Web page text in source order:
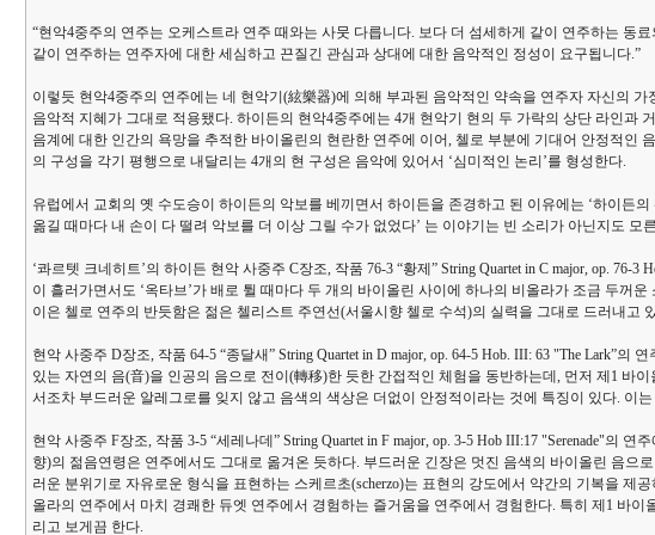
“현악4중주의 연주는 오케스트라 연주 때와는 사뭇 다릅니다. 보다 더 섬세하게 같이 연주하는 동
같이 연주하는 연주자에 대한 세심하고 끈질긴 관심과 상대에 대한 음악적인 정성이 요구됩니다.”
이렇듯 현악4중주의 연주에는 네 현악기(絃樂器)에 의해 부과된 음악적인 약속을 연주자 자신의
음악적 지혜가 그대로 적용됐다. 하이든의 현악4중주에는 4개 현악기 현의 두 가락의 상단 라인과
음계에 대한 인간의 욕​​망을 추적한 바이올린의 현란한 연주에 이어, 첼로 부분에 기대어 안정적인
의 구성을 각기 평행으로 내달리는 4개의 현 구성은 음악에 있어서 ‘심미적인 논리’를 형성한다.
유럽에서 교회의 옛 수도승이 하이든의 악보를 베끼면서 하이든을 존경하고 된 이유에는 ‘하이든
옮길 때마다 내 손이 다 떨려 악보를 더 이상 그릴 수가 없었다’ 는 이야기는 빈 소리가 아닌지도 모
‘콰르텟 크네히트’의 하이든 현악 사중주 C장조, 작품 76-3 “황제” String Quartet in C major, op.
이 흘러가면서도 ‘옥타브’가 배로 튈 때마다 두 개의 바이올린 사이에 하나의 비올라가 조금 두꺼
이은 첼로 연주의 반듯함은 젊은 첼리스트 주연선(서울시향 첼로 수석)의 실력을 그대로 드러내고
현악 사중주 D장조, 작품 64-5 “종달새” String Quartet in D major, op. 64-5 Hob. III: 63 "The Lark”
있는 자연의 음(音)을 인공의 음으로 전이(轉移)한 듯한 간접적인 체험을 동반하는데, 먼저 제1 바
서조차 부드러운 알레그로를 잊지 않고 음색의 색상은 더없이 안정적이라는 것에 특징이 있다.
현악 사중주 F장조, 작품 3-5 “세레나데” String Quartet in F major, op. 3-5 Hob III:17 "Serenade"의
향)의 젊음연령은 연주에서도 그대로 옮겨온 듯하다. 부드러운 긴장은 멋진 음색의 바이올린 음
러운 분위기로 자유로운 형식을 표현하는 스케르초(scherzo)는 표현의 강도에서 약간의 기복을
올라의 연주에서 마치 경쾌한 듀엣 연주에서 경험하는 즐거움을 연주에서 경험한다. 특히 제1 바
리고 보게끔 한다.